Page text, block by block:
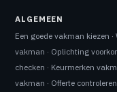
ALGEMEEN
Een goede vakman kiezen ·
vakman · Oplichting
checken · Keurmerken
vakman · Offerte controleren